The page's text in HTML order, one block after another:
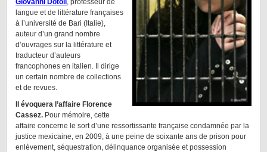
Giovanni Dotoli , professeur de
langue et de littérature françaises
à l’université de Bari (Italie),
auteur d’un grand nombre
d’ouvrages sur la littérature et
traducteur d’auteurs
francophones en italien. Il dirige
un certain nombre de collections
et de revues.
Il évoquera l’affaire Florence
Cassez. Pour mémoire, cette
affaire concerne le sort d’une ressortissante française condamnée par la
justice mexicaine, en 2009, à une peine de soixante ans de prison pour
enlèvement, séquestration, délinquance organisée et possession